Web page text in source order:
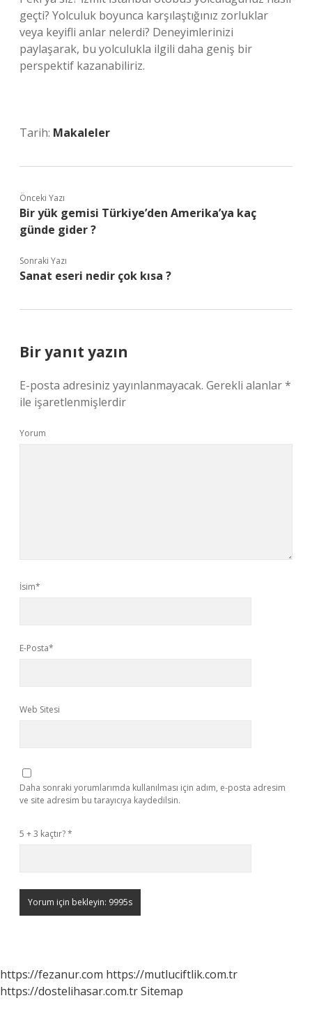
geçti? Yolculuk boyunca karşılaştığınız zorluklar
veya keyifli anlar nelerdi? Deneyimlerinizi
paylaşarak, bu yolculukla ilgili daha geniş bir
perspektif kazanabiliriz.
Tarih: Makaleler
Önceki Yazı
Bir yük gemisi Türkiye’den Amerika’ya kaç
günde gider ?
Sonraki Yazı
Sanat eseri nedir çok kısa ?
Bir yanıt yazın
E-posta adresiniz yayınlanmayacak. Gerekli alanlar*
ile işaretlenmişlerdir
Yorum
İsim*
E-Posta*
Web Sitesi
Daha sonraki yorumlarımda kullanılması için adım, e-posta adresim
ve site adresim bu tarayıcıya kaydedilsin.
5 + 3 kaçtır?*
https://fezanur.com https://mutluciftlik.com.tr
https://dostelihasar.com.trSitemap